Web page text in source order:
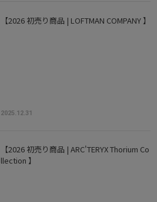
【2026 初売り商品 | LOFTMAN COMPANY 】
2025.12.31
【2026 初売り商品 | ARC'TERYX Thorium Co
llection 】